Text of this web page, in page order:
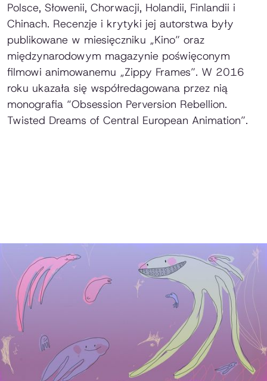
Polsce, Słowenii, Chorwacji, Holandii, Finlandii i
Chinach. Recenzje i krytyki jej autorstwa były
publikowane w miesięczniku „Kino” oraz
międzynarodowym magazynie poświęconym
filmowi animowanemu „Zippy Frames”. W 2016
roku ukazała się współredagowana przez nią
monografia “Obsession Perversion Rebellion.
Twisted Dreams of Central European Animation”.